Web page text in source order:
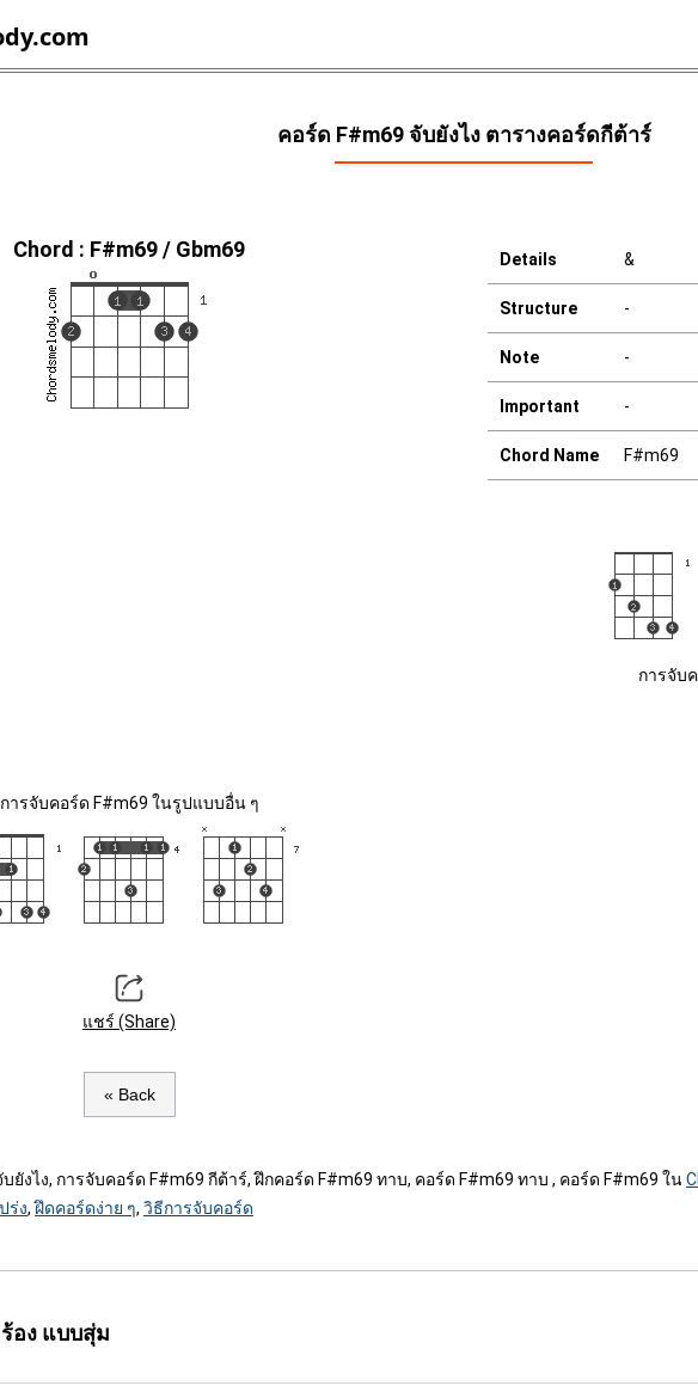
คอร์ด F#m69 จับยังไง ตารางคอร์ดกีต้าร์
Chord : F#m69 / Gbm69
การจับคอร์ด F#m69 ในรูปแบบอื่น ๆ
แชร์ (Share)
« Back
Details &
Structure -
Note -
Important -
Chord Name F#m69
การจับ
ยังไง, การจับคอร์ด F#m69 กีต้าร์, ฝึกคอร์ด F#m69 ทาบ, คอร์ด F#m69 ทาบ , คอร์ด F#m69 ใน
ร่ง,ฝึดคอร์ดง่าย ๆ, วิธีการจับคอร์ด
อง แบบสุ่ม